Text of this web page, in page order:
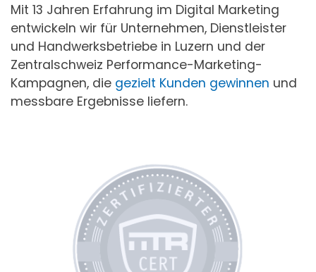
Mit 13 Jahren Erfahrung im Digital Marketing
entwickeln wir für Unternehmen, Dienstleister
und Handwerksbetriebe in Luzern und der
Zentralschweiz Performance-Marketing-
Kampagnen, die gezielt Kunden gewinnen und
messbare Ergebnisse liefern.